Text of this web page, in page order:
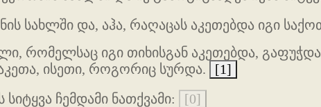
სახლში და, აჰა, რაღაცას აკეთებდა იგი
რომელსაც იგი თიხისგან აკეთებდა,
ისეთი, როგორიც სურდა.
[1]
ჩემდამი ნათქვამი:
[0]